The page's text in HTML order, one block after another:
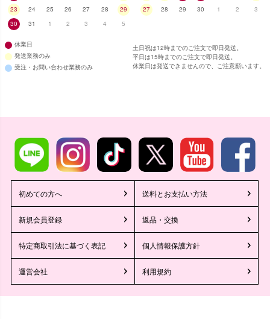
23
24 25 26 27 28
29
30
31 1 2 3 4 5
27
28 29 30 1 2 3
休業日
発送業務のみ
受注・お問い合わせ業務のみ
土日祝は12時までのご注文で即日発送。
平日は15時までのご注文で即日発送。
休業日は発送できませんので、ご注意願います。
初めての方へ 送料とお支払い方法
新規会員登録 返品・交換
特定商取引法に基づく表記 個人情報保護方針
運営会社 利用規約